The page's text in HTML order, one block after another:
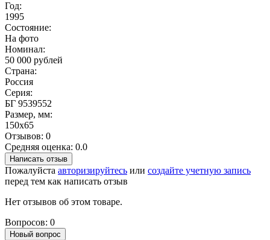
Год:
1995
Состояние:
На фото
Номинал:
50 000 рублей
Страна:
Россия
Серия:
БГ 9539552
Размер, мм:
150х65
Отзывов: 0
Средняя оценка: 0.0
Написать отзыв
Пожалуйста авторизируйтесь или создайте учетную запись
перед тем как написать отзыв
Нет отзывов об этом товаре.
Вопросов: 0
Новый вопрос